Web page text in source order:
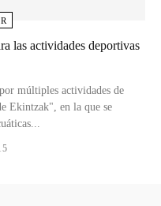
las actividades deportivas
múltiples actividades de
Ekintzak", en la que se